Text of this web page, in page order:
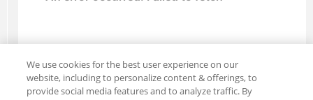
We use cookies for the best user experience on our
website, including to personalize content & offerings, to
provide social media features and to analyze traffic. By